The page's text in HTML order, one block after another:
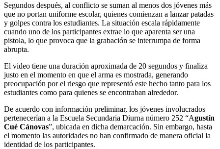
Segundos después, al conflicto se suman al menos dos jóvenes más
que no portan uniforme escolar, quienes comienzan a lanzar patadas
y golpes contra los estudiantes. La situación escala rápidamente
cuando uno de los participantes extrae lo que aparenta ser una
pistola, lo que provoca que la grabación se interrumpa de forma
abrupta.
El video tiene una duración aproximada de 20 segundos y finaliza
justo en el momento en que el arma es mostrada, generando
preocupación por el riesgo que representó este hecho tanto para los
estudiantes como para quienes se encontraban alrededor.
De acuerdo con información preliminar, los jóvenes involucrados
pertenecerían a la Escuela Secundaria Diurna número 252 “Agustín
Cué Cánovas”, ubicada en dicha demarcación. Sin embargo, hasta
el momento las autoridades no han confirmado de manera oficial la
identidad de los participantes.